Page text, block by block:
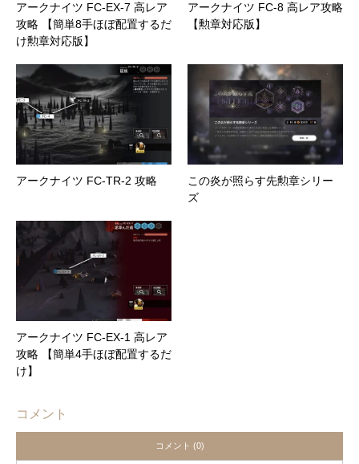
アークナイツ FC-EX-7 高レア
攻略 【簡単8手ほぼ配置するだ
け勲章対応版】
アークナイツ FC-8 高レア攻略
【勲章対応版】
アークナイツ FC-TR-2 攻略
この炎が照らす先勲章シリー
ズ
アークナイツ FC-EX-1 高レア
攻略 【簡単4手ほぼ配置するだ
け】
コメント
コメント (0)